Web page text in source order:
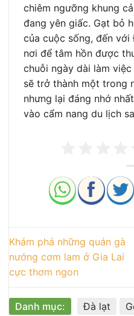
chiêm ngưỡng khung
đang yên giấc. Gạt bỏ
của cuộc sống, đến
nơi để tâm hồn được
chuỗi ngày dài làm
sẽ trở thành một trong
nhưng lại đáng nhớ
vào cẩm nang du lịch
Khám phá những quán gà
nướng cơm lam ở Gia Lai
cực thơm ngon
Danh mục: Đà lạt